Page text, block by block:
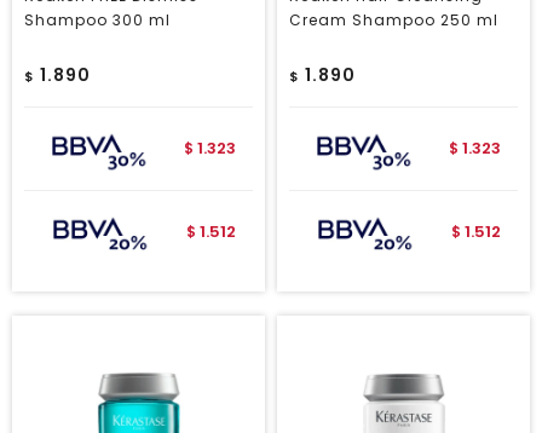
Shampoo 300 ml
$ 1.890
$ 1.323
$ 1.512
Cream Shampoo 250 ml
$ 1.890
$ 1.323
$ 1.512